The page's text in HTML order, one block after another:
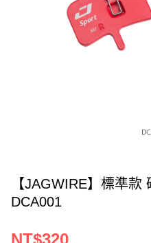
【JAGWIRE】標準款
DCA001
NT$320